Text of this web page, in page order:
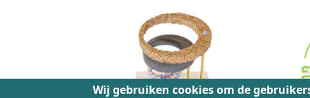
Wij gebruiken cookies om de